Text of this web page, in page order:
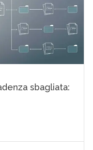
sbagliata: